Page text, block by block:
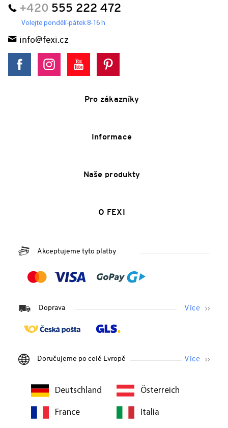
+420 555 222 472
Volejte pondělí-pátek 8-16 h
info@fexi.cz
Pro zákazníky
Informace
Naše produkty
O FEXI
Akceptujeme tyto platby
Doprava
Doručujeme po celé Evropě
Deutschland Österreich
France Italia